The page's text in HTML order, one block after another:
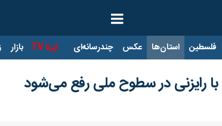
فلسطین استان‌ها عکس چندرسانه‌ای ایرنا TV بازار
رایزنی در سطوح ملی رفع می‌شود